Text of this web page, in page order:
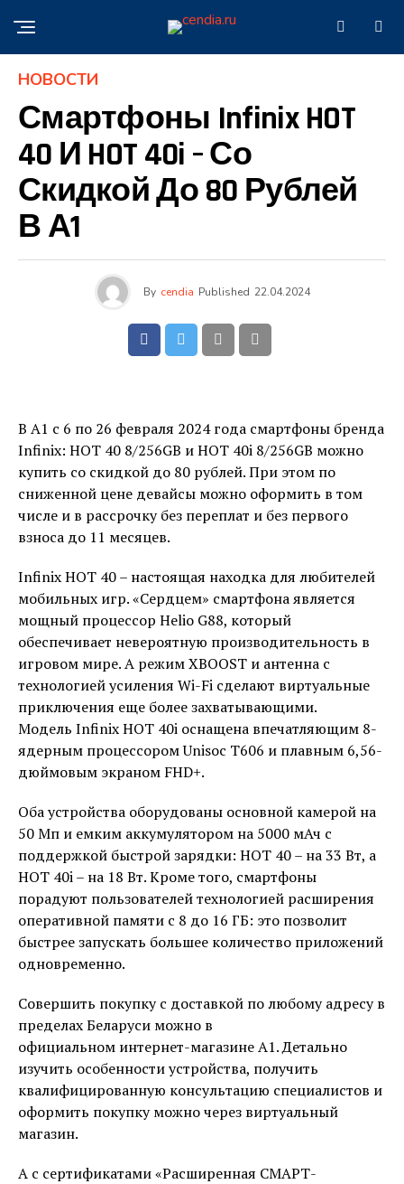
НОВОСТИ
Смартфоны Infinix HOT
40 И HOT 40i – Со
Скидкой До 80 Рублей
В А1
By cendia Published 22.04.2024
В А1 с 6 по 26 февраля 2024 года смартфоны бренда
Infinix: HOT 40 8/256GB и HOT 40i 8/256GB можно
купить со скидкой до 80 рублей. При этом по
сниженной цене девайсы можно оформить в том
числе и в рассрочку без переплат и без первого
взноса до 11 месяцев.
Infinix HOT 40 – настоящая находка для любителей
мобильных игр. «Сердцем» смартфона является
мощный процессор Helio G88, который
обеспечивает невероятную производительность в
игровом мире. А режим XBOOST и антенна с
технологией усиления Wi-Fi сделают виртуальные
приключения еще более захватывающими.
Модель Infinix HOT 40i оснащена впечатляющим 8-
ядерным процессором Unisoc T606 и плавным 6,56-
дюймовым экраном FHD+.
Оба устройства оборудованы основной камерой на
50 Мп и емким аккумулятором на 5000 мАч с
поддержкой быстрой зарядки: HOT 40 – на 33 Вт, а
HOT 40i – на 18 Вт. Кроме того, смартфоны
порадуют пользователей технологией расширения
оперативной памяти с 8 до 16 ГБ: это позволит
быстрее запускать большее количество приложений
одновременно.
Совершить покупку с доставкой по любому адресу в
пределах Беларуси можно в
официальном интернет-магазине А1. Детально
изучить особенности устройства, получить
квалифицированную консультацию специалистов и
оформить покупку можно через виртуальный
магазин.
А с сертификатами «Расширенная СМАРТ-